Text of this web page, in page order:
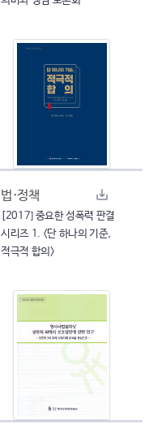
법·정책
[2017] 중요한 성폭력 판결
시리즈 1. <단 하나의 기준,
적극적 합의>